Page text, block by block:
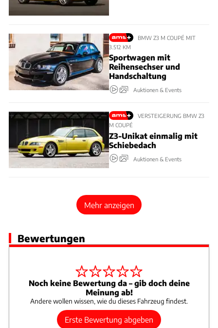
BMW Z3 M COUPÉ MIT
3.512 KM
Sportwagen mit
Reihensechser und
Handschaltung
Auktionen & Events
VERSTEIGERUNG BMW Z3
M COUPÉ
Z3-Unikat einmalig mit
Schiebedach
Auktionen & Events
Mehr anzeigen
Bewertungen
Noch keine Bewertung da – gib doch deine
Meinung ab!
Andere wollen wissen, wie du dieses Fahrzeug findest.
Erste Bewertung abgeben